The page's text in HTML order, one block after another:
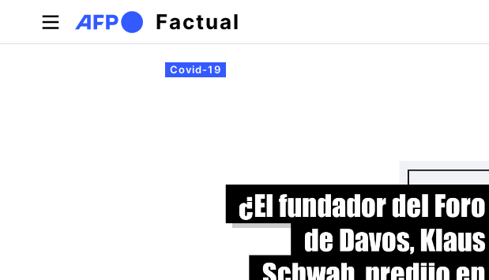
Pasar al contenido principal
Factual
Solapas principales
Covid-19